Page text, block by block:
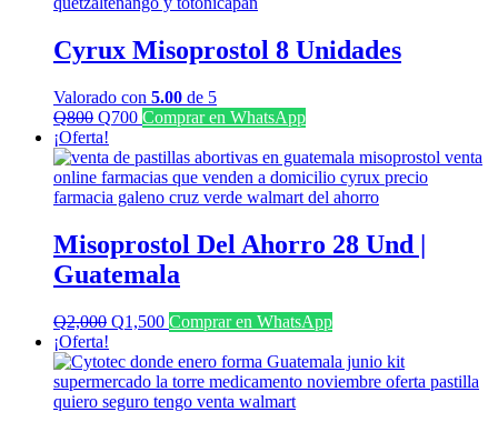
Cyrux Misoprostol 8 Unidades
Valorado con 5.00 de 5
Q800 El
precio
original
era:
Q800.
Q700El
actual
es:
Q700.
Comprar en WhatsApp
¡Oferta!
Misoprostol Del Ahorro 28 Und |
Guatemala
Q2,000 El
original
era:
Q2,000.
Q1,500El
actual
es:
Q1,500.
Comprar en WhatsApp
¡Oferta!